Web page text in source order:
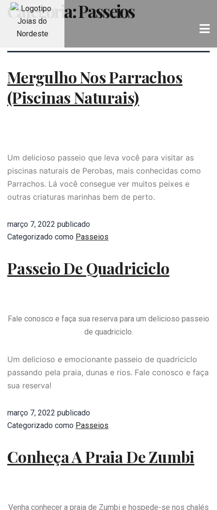
Categoria:Passeios
Mergulho Nos Parrachos
(piscinas Naturais)
Um delicioso passeio que leva você para visitar as
piscinas naturais de Perobas, mais conhecidas como
Parrachos. Lá você consegue ver muitos peixes e
outras criaturas marinhas bem de perto.
março 7, 2022 publicado
Categorizado como Passeios
Passeio De Quadriciclo
Fale conosco e faça sua reserva para um delicioso passeio
de quadriciclo.
Um delicioso e emocionante passeio de quadriciclo
passando pela praia, dunas e rios. Fale conosco e faça
sua reserva!
março 7, 2022 publicado
Categorizado como Passeios
Conheça A Praia De Zumbi
Venha conhecer a praia de Zumbi e hospede-se nos chalés